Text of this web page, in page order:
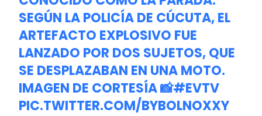
SEGÚN LA POLICÍA DE CÚCUTA, EL
ARTEFACTO EXPLOSIVO FUE
LANZADO POR DOS SUJETOS, QUE
SE DESPLAZABAN EN UNA MOTO.
IMAGEN DE CORTESÍA 📸#EVTV
PIC.TWITTER.COM/BYBOLNOXXY